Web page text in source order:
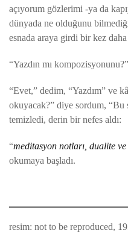
açıyorum gözlerimi -ya da
dünyada ne olduğunu
esnada araya girdi bir kez
“Yazdın mı kompozisyonunu?”
“Evet,” dedim, “Yazdım” ve
okuyacak?” diye sordum, “Bu
temizledi, derin bir nefes aldı:
“meditasyon notları, dualite
okumaya başladı.
resim: not to be reproduced,